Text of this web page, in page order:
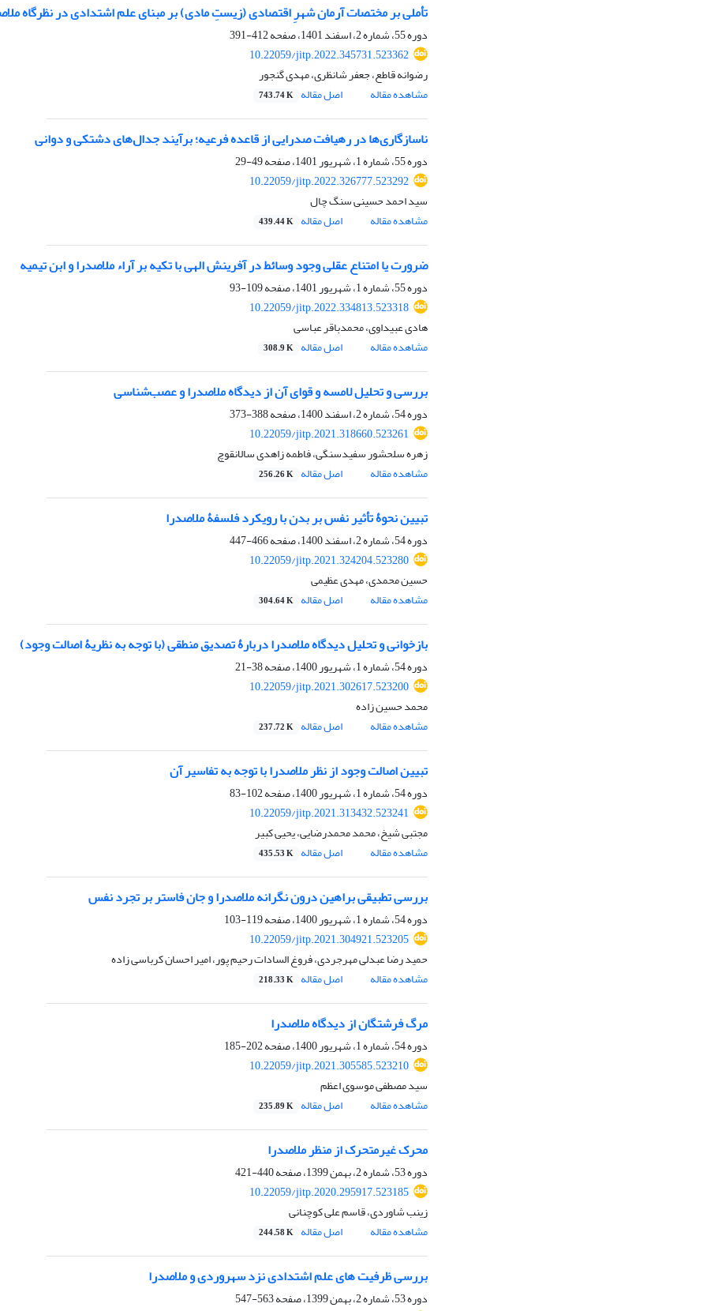
تأملی بر مختصات آرمان شهرِ اقتصادی (زیستِ مادی) بر مبنای علم اشتدادی در نظرگاه
دوره 55، شماره 2، اسفند 1401، صفحه
412-391
10.22059/jitp.2022.345731.523362
رضوانه قاطع، جعفر شانظری، مهدی گنجور
مشاهده مقاله
اصل مقاله 743.74 K
ناسازگاری‌ها در رهیافت صدرایی از قاعده فرعیه؛ برآیند جدال‌های دشتکی و دوانی
دوره 55، شماره 1، شهریور 1401، صفحه
49-29
10.22059/jitp.2022.326777.523292
سید احمد حسینی سنگ چال
مشاهده مقاله
اصل مقاله 439.44 K
ضرورت یا امتناع عقلی وجود وسائط در آفرینش الهی با تکیه بر آراء ملاصدرا و ابن ‌تیمیه
دوره 55، شماره 1، شهریور 1401، صفحه
109-93
10.22059/jitp.2022.334813.523318
هادی عبیداوی، محمدباقر عباسی
مشاهده مقاله
اصل مقاله 308.9 K
بررسی و تحلیل لامسه و قوای آن از دیدگاه ملاصدرا و عصب‌شناسی
دوره 54، شماره 2، اسفند 1400، صفحه
388-373
10.22059/jitp.2021.318660.523261
زهره سلحشور سفیدسنگی، فاطمه زاهدی سالانقوچ
مشاهده مقاله
اصل مقاله 256.26 K
تبیین نحوۀ تأثیر نفس بر بدن با رویکرد فلسفۀ ملاصدرا
دوره 54، شماره 2، اسفند 1400، صفحه
466-447
10.22059/jitp.2021.324204.523280
حسین محمدی، مهدی عظیمی
مشاهده مقاله
اصل مقاله 304.64 K
بازخوانی و تحلیل دیدگاه ملاصدرا دربارۀ تصدیق منطقی (با توجه به نظریۀ اصالت وجود)
دوره 54، شماره 1، شهریور 1400، صفحه
38-21
10.22059/jitp.2021.302617.523200
محمد حسین زاده
مشاهده مقاله
اصل مقاله 237.72 K
تبیین اصالت وجود از نظر ملاصدرا با توجه به تفاسیر آن
دوره 54، شماره 1، شهریور 1400، صفحه
102-83
10.22059/jitp.2021.313432.523241
مجتبی شیخ، محمد محمدرضایی، یحیی کبیر
مشاهده مقاله
اصل مقاله 435.53 K
بررسی تطبیقی براهین درون نگرانه ملاصدرا و جان فاستر بر تجرد نفس
دوره 54، شماره 1، شهریور 1400، صفحه
119-103
10.22059/jitp.2021.304921.523205
حمید رضا عبدلی مهرجردی، فروغ السادات رحیم پور، امیر احسان کرباسی زاده
مشاهده مقاله
اصل مقاله 218.33 K
مرگ فرشتگان از دیدگاه ملاصدرا
دوره 54، شماره 1، شهریور 1400، صفحه
202-185
10.22059/jitp.2021.305585.523210
سید مصطفی موسوی اعظم
مشاهده مقاله
اصل مقاله 235.89 K
محرک غیرمتحرک از منظر ملاصدرا
دوره 53، شماره 2، بهمن 1399، صفحه
440-421
10.22059/jitp.2020.295917.523185
زینب شاوردی، قاسم علی کوچنانی
مشاهده مقاله
اصل مقاله 244.58 K
بررسی ظرفیت های علم اشتدادی نزد سهروردی و ملاصدرا
دوره 53، شماره 2، بهمن 1399، صفحه
563-547